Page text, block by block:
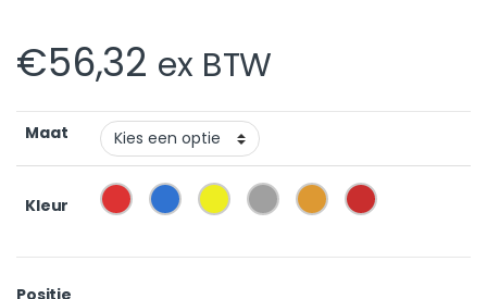
€56,32 ex BTW
Maat
Kleur
Positie